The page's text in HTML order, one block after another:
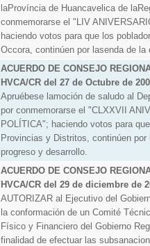
laProvíncia de Huancavelica de
conmemorarse el "LIV
haciendo votos para que los
Occora, continúen por lasenda de la
ACUERDO DE CONSEJO
HVCA/CR del 27 de Octubre de
Apruébese lamoción de saludo al
por conmemorarse el "CLXXVII
POLÍTICA"; haciendo votos para
Provincias y Distritos, continúen por
progreso y desarrollo.
ACUERDO DE CONSEJO
HVCA/CR del 29 de diciembre de
AUTORIZAR al Ejecutivo del
la conformación de un Comité
Físico y Financiero del Gobierno
finalidad de efectuar las